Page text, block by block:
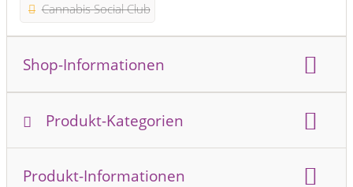
Cannabis Social Club
Shop-Informationen
Produkt-Kategorien
Hanf-Pflanzen
Hanf-Anbau Anbau-Zubehör
Produkt-Informationen